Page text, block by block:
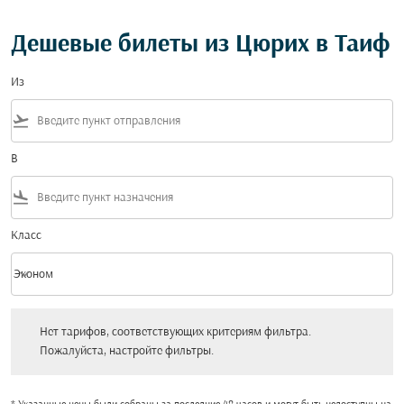
Дешевые билеты из Цюрих в Таиф
Из
flight_takeoff
В
flight_land
Класс
Класс option Эконом Selected
Эконом
keyboard_arrow_down
Нет тарифов, соответствующих критериям фильтра.
Пожалуйста, настройте фильтры.